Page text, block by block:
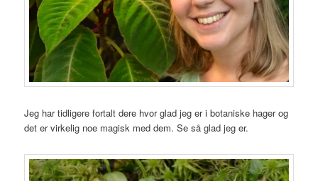
Jeg har tidligere fortalt dere hvor glad jeg er i botaniske hager og
det er virkelig noe magisk med dem. Se så glad jeg er.